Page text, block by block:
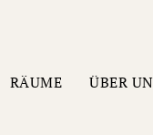
RÄUME ÜBER